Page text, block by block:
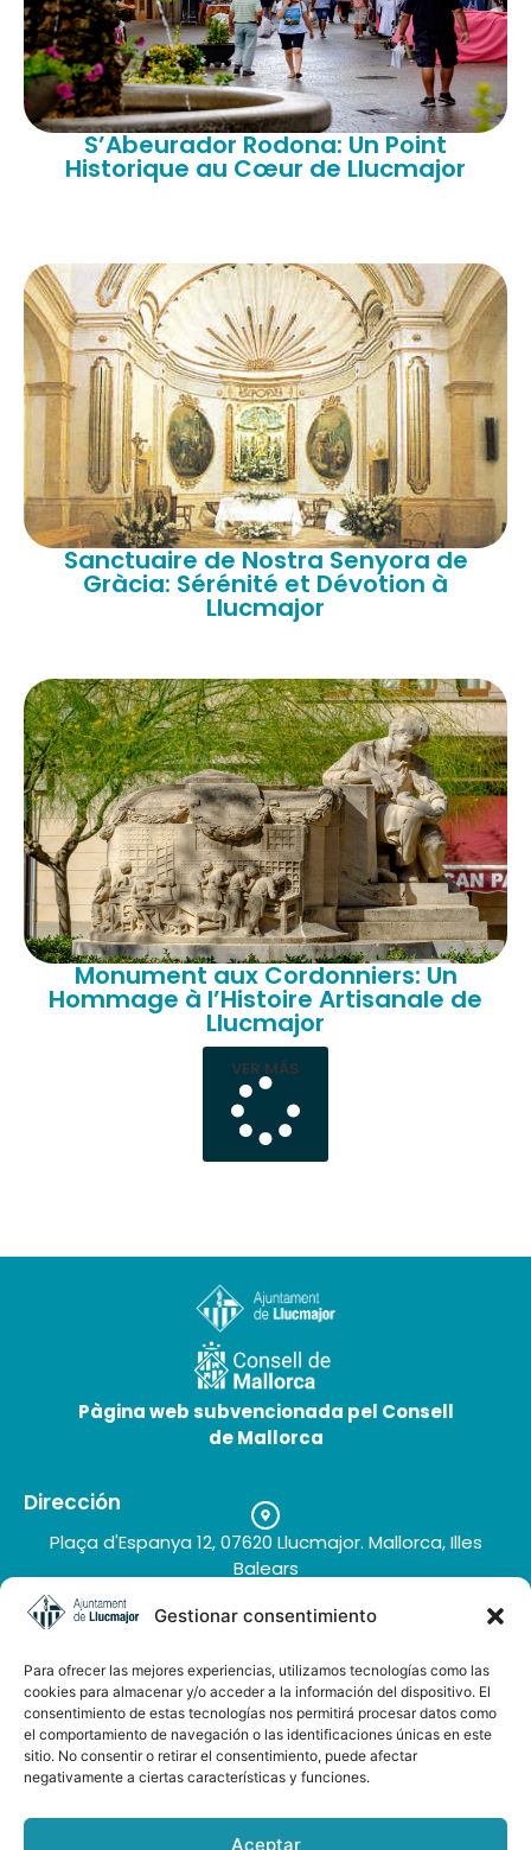
Gestionar consentimiento
Para ofrecer las mejores experiencias, utilizamos tecnologías como las
cookies para almacenar y/o acceder a la información del dispositivo. El
consentimiento de estas tecnologías nos permitirá procesar datos como
el comportamiento de navegación o las identificaciones únicas en este
sitio. No consentir o retirar el consentimiento, puede afectar
negativamente a ciertas características y funciones.
Aceptar
S’Abeurador Rodona: Un Point
Historique au Cœur de Llucmajor
Sanctuaire de Nostra Senyora de
Gràcia: Sérénité et Dévotion à
Llucmajor
Monument aux Cordonniers: Un
Hommage à l’Histoire Artisanale de
Llucmajor
VER MÁS
Pàgina web subvencionada pel Consell
de Mallorca
Dirección
Plaça d'Espanya 12, 07620 Llucmajor. Mallorca, Illes
Balears
Teléfono
+34 971 66 91 62
turisme@llucmajor.org
Galería de imágenes
Buzón de sugerencias